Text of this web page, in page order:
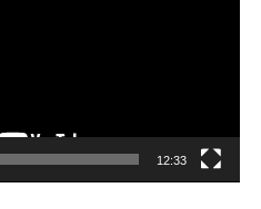
12:33